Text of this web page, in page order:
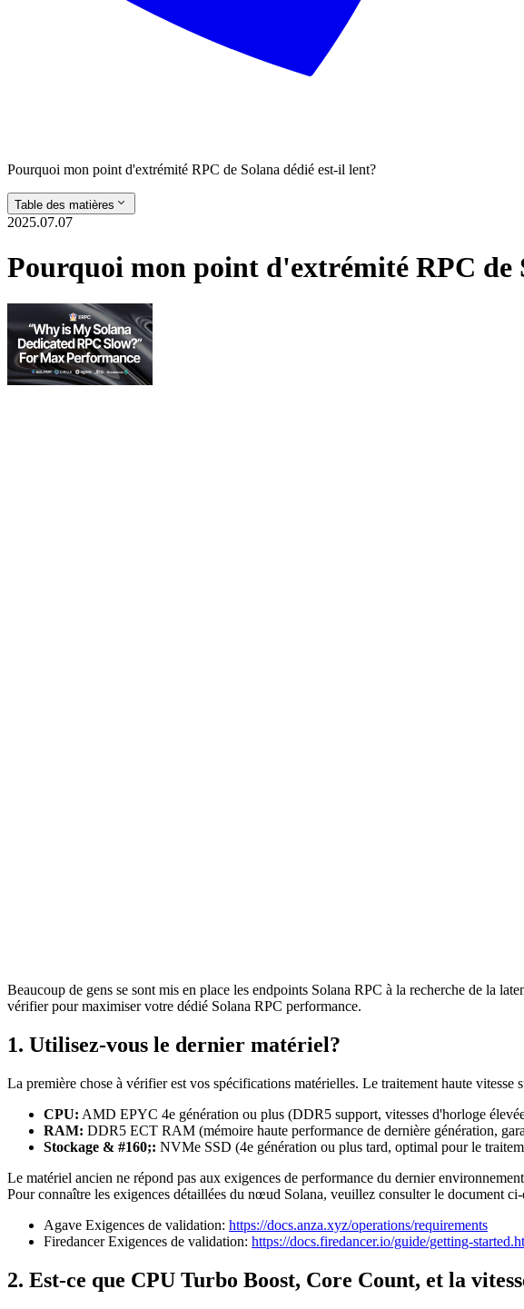
Pourquoi mon point d'extrémité RPC de Solana dédié est-il lent?
Table des matières
2025.07.07
Pourquoi mon point d'extrémité RPC de
Beaucoup de gens se sont mis en place les endpoints Solana RPC à la recherche de la
vérifier pour maximiser votre dédié Solana RPC performance.
1. Utilisez-vous le dernier matériel?
La première chose à vérifier est vos spécifications matérielles. Le traitement haute vitesse
CPU: AMD EPYC 4e génération ou plus (DDR5 support, vitesses d'horloge
RAM: DDR5 ECT RAM (mémoire haute performance de dernière génération,
Stockage & #160;: NVMe SSD (4e génération ou plus tard, optimal pour le
Le matériel ancien ne répond pas aux exigences de performance du dernier
Pour connaître les exigences détaillées du nœud Solana, veuillez consulter le document ci-
Agave Exigences de validation: https://docs.anza.xyz/operations/requirements
Firedancer Exigences de validation: https://docs.firedancer.io/guide/getting-
2. Est-ce que CPU Turbo Boost, Core Count, et la